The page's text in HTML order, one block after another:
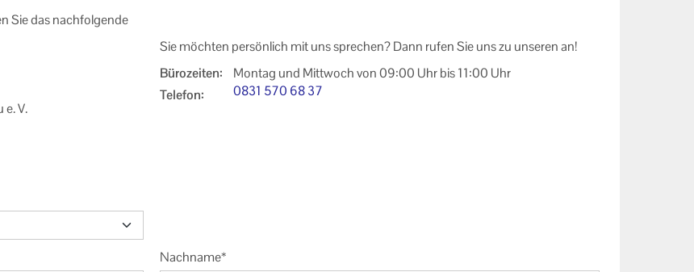
Sie das nachfolgende
V.
Sie möchten persönlich mit uns sprechen? Dann rufen Sie uns zu unseren an!
Bürozeiten:
Montag und Mittwoch von 09:00 Uhr bis 11:00 Uhr
Telefon:
0831 570 68 37
Nachname